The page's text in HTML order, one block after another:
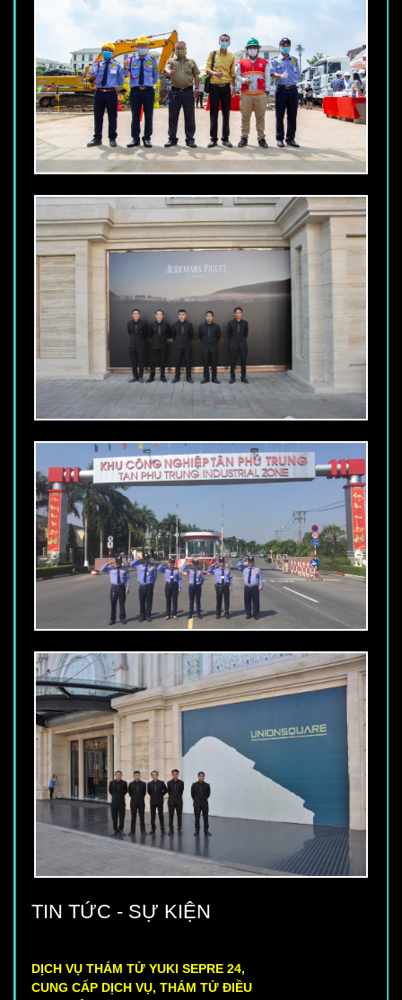
TIN TỨC - SỰ KIỆN
CUNG CẤP DỊCH VỤ, THÁM TỬ ĐIỀU
TRA THÔNG TIN: